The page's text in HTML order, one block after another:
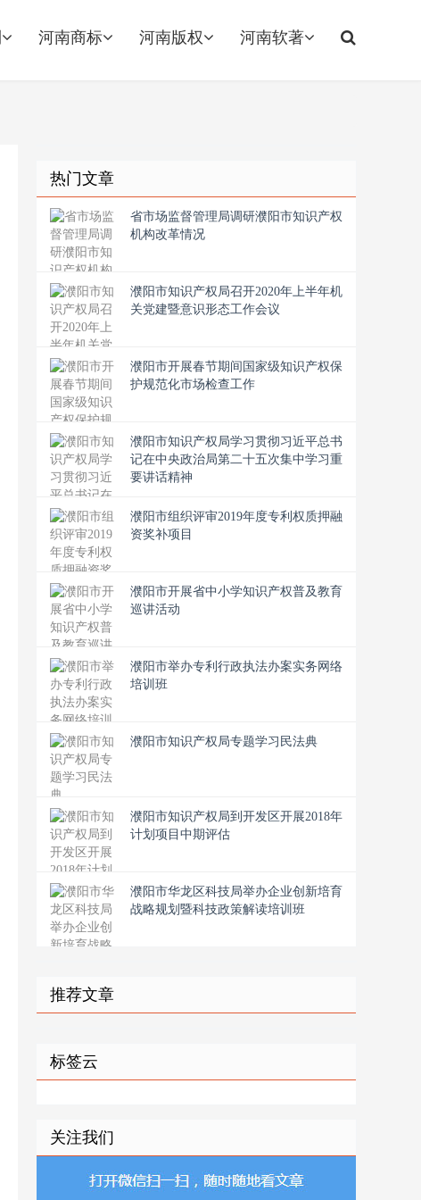
河南商标 河南版权 河南软著
热门文章
省市场监督管理局调研濮阳市知识产权
机构改革情况
濮阳市知识产权局召开2020年上半年机
关党建暨意识形态工作会议
濮阳市开展春节期间国家级知识产权保
护规范化市场检查工作
濮阳市知识产权局学习贯彻习近平总书
记在中央政治局第二十五次集中学习重
要讲话精神
濮阳市组织评审2019年度专利权质押融
资奖补项目
濮阳市开展省中小学知识产权普及教育
巡讲活动
濮阳市举办专利行政执法办案实务网络
培训班
濮阳市知识产权局专题学习民法典
濮阳市知识产权局到开发区开展2018年
计划项目中期评估
濮阳市华龙区科技局举办企业创新培育
战略规划暨科技政策解读培训班
推荐文章
标签云
关注我们